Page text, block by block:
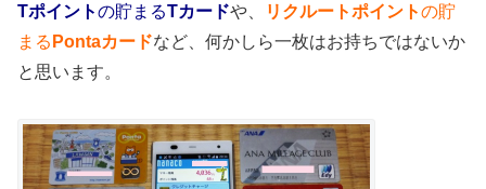
Tポイントの貯まるTカードや、 リクルートポイントの貯
まる Pontaカードなど、何かしら一枚はお持ちではないか
と思います。